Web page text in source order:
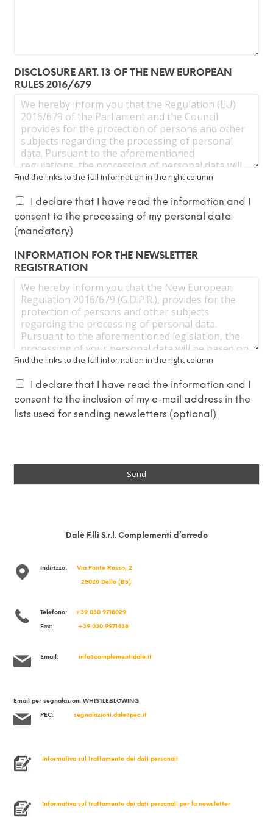
DISCLOSURE ART. 13 OF THE NEW EUROPEAN
RULES 2016/679
Find the links to the full information in the right column
I declare that I have read the information and I
consent to the processing of my personal data
(mandatory)
INFORMATION FOR THE NEWSLETTER
REGISTRATION
Find the links to the full information in the right column
I declare that I have read the information and I
consent to the inclusion of my e-mail address in the
lists used for sending newsletters (optional)
Send
Dalè F.lli S.r.l. Complementi d’arredo
Indirizzo:Via Ponte Rosso, 2
25020 Dello (BS)
Telefono: +39 030 9718029
Fax:+39 030 9971438
Email: info@complementidale.it
Email per segnalazioni WHISTLEBLOWING
PEC: segnalazioni.dale@pec.it
Informativa sul trattamento dei dati personali
Informativa sul trattamento dei dati personali per la newsletter